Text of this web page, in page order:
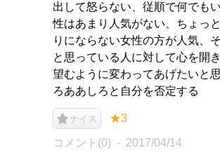
出して怒らない、従順で何でも
性はあまり人気がない、ちょっ
りにならない女性の方が人気、
と思っている人に対して心を開
望むように変わってあげたいと
ろああしろと自分を否定する
ナイス ★3
コメント(0) 2017/04/14